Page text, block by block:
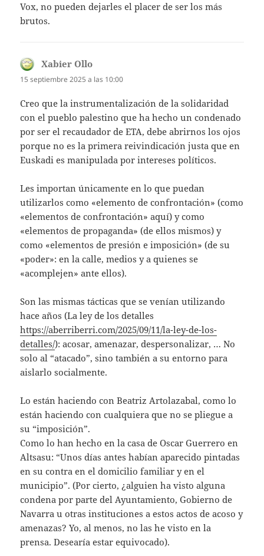
Vox, no pueden dejarles el placer de ser los más
brutos.
Xabier Ollo
15 septiembre 2025 a las 10:00
Creo que la instrumentalización de la solidaridad
con el pueblo palestino que ha hecho un condenado
por ser el recaudador de ETA, debe abrirnos los ojos
porque no es la primera reivindicación justa que en
Euskadi es manipulada por intereses políticos.
Les importan únicamente en lo que puedan
utilizarlos como «elemento de confrontación» (como
«elementos de confrontación» aquí) y como
«elementos de propaganda» (de ellos mismos) y
como «elementos de presión e imposición» (de su
«poder»: en la calle, medios y a quienes se
«acomplejen» ante ellos).
Son las mismas tácticas que se venían utilizando
hace años (La ley de los detalles
https://aberriberri.com/2025/09/11/la-ley-de-los-
detalles/): acosar, amenazar, despersonalizar, … No
solo al “atacado”, sino también a su entorno para
aislarlo socialmente.
Lo están haciendo con Beatriz Artolazabal, como lo
están haciendo con cualquiera que no se pliegue a
su “imposición”.
Como lo han hecho en la casa de Oscar Guerrero en
Altsasu: “Unos días antes habían aparecido pintadas
en su contra en el domicilio familiar y en el
municipio”. (Por cierto, ¿alguien ha visto alguna
condena por parte del Ayuntamiento, Gobierno de
Navarra u otras instituciones a estos actos de acoso y
amenazas? Yo, al menos, no las he visto en la
prensa. Desearía estar equivocado).